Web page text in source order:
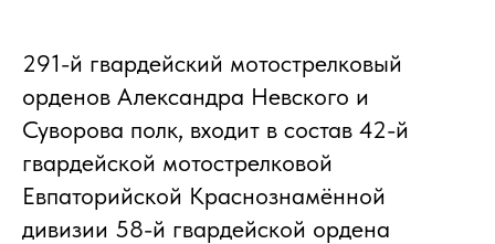
291-й гвардейский мотострелковый
орденов Александра Невского и
Суворова полк, входит в состав 42-й
гвардейской мотострелковой
Евпаторийской Краснознамённой
дивизии 58-й гвардейской ордена